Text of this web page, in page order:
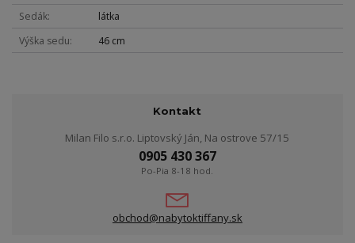
Sedák
látka
Výška sedu
46 cm
Kontakt
Milan Filo s.r.o. Liptovský Ján, Na ostrove 57/15
0905 430 367
Po-Pia 8-18 hod.
obchod@nabytoktiffany.sk